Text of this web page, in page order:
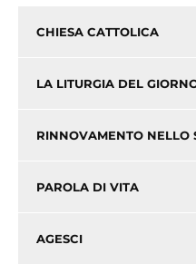
CHIESA CATTOLICA
LA LITURGIA DEL
RINNOVAMENTO NELLO
PAROLA DI VITA
AGESCI